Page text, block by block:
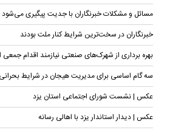
مسائل و مشکلات خبرنگاران با جدیت پیگیری می‌شود
خبرنگاران در سخت‌ترین شرایط کنار ملت بودند
بهره برداری از شهرک‌های صنعتی نیازمند اقدام
سه گام اساسی برای مدیریت هیجان در شرایط بحرانی
عکس | نشست شورای اجتماعی استان یزد
عکس | دیدار استاندار یزد با اهالی رسانه